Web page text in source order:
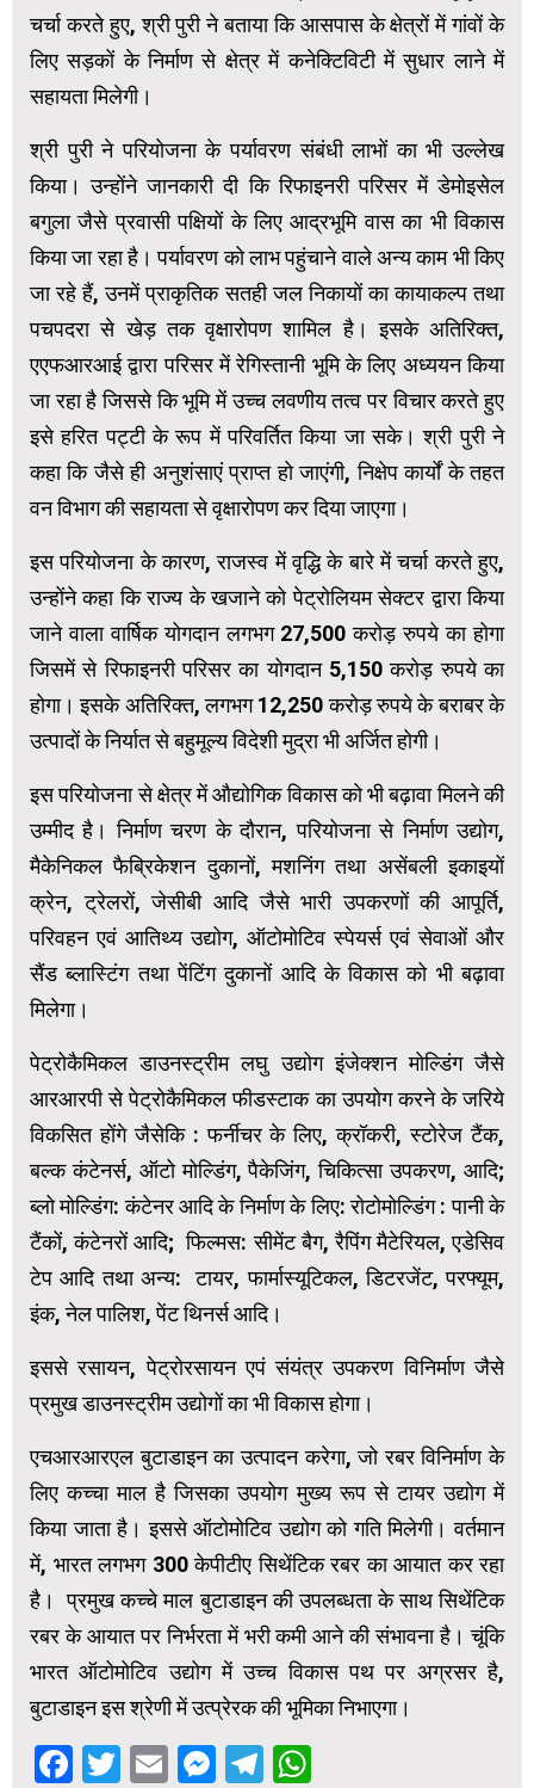
चर्चा करते हुए, श्री पुरी ने बताया कि आसपास के क्षेत्रों में गांवों के
लिए सड़कों के निर्माण से क्षेत्र में कनेक्टिविटी में सुधार लाने में
सहायता मिलेगी।
श्री पुरी ने परियोजना के पर्यावरण संबंधी लाभों का भी उल्लेख
किया। उन्होंने जानकारी दी कि रिफाइनरी परिसर में डेमोइसेल
बगुला जैसे प्रवासी पक्षियों के लिए आद्रभूमि वास का भी विकास
किया जा रहा है। पर्यावरण को लाभ पहुंचाने वाले अन्य काम भी किए
जा रहे हैं, उनमें प्राकृतिक सतही जल निकायों का कायाकल्प तथा
पचपदरा से खेड़ तक वृक्षारोपण शामिल है। इसके अतिरिक्त,
एएफआरआई द्वारा परिसर में रेगिस्तानी भूमि के लिए अध्ययन किया
जा रहा है जिससे कि भूमि में उच्च लवणीय तत्व पर विचार करते हुए
इसे हरित पट्टी के रूप में परिवर्तित किया जा सके। श्री पुरी ने
कहा कि जैसे ही अनुशंसाएं प्राप्त हो जाएंगी, निक्षेप कार्यों के तहत
वन विभाग की सहायता से वृक्षारोपण कर दिया जाएगा।
इस परियोजना के कारण, राजस्व में वृद्धि के बारे में चर्चा करते हुए,
उन्होंने कहा कि राज्य के खजाने को पेट्रोलियम सेक्टर द्वारा किया
जाने वाला वार्षिक योगदान लगभग 27,500 करोड़ रुपये का होगा
जिसमें से रिफाइनरी परिसर का योगदान 5,150 करोड़ रुपये का
होगा। इसके अतिरिक्त, लगभग 12,250 करोड़ रुपये के बराबर के
उत्पादों के निर्यात से बहुमूल्य विदेशी मुद्रा भी अर्जित होगी।
इस परियोजना से क्षेत्र में औद्योगिक विकास को भी बढ़ावा मिलने की
उम्मीद है। निर्माण चरण के दौरान, परियोजना से निर्माण उद्योग,
मैकेनिकल फैब्रिकेशन दुकानों, मशनिंग तथा असेंबली इकाइयों
क्रेन, ट्रेलरों, जेसीबी आदि जैसे भारी उपकरणों की आपूर्ति,
परिवहन एवं आतिथ्य उद्योग, ऑटोमोटिव स्पेयर्स एवं सेवाओं और
सैंड ब्लास्टिंग तथा पेंटिंग दुकानों आदि के विकास को भी बढ़ावा
मिलेगा।
पेट्रोकैमिकल डाउनस्ट्रीम लघु उद्योग इंजेक्शन मोल्डिंग जैसे
आरआरपी से पेट्रोकैमिकल फीडस्टाक का उपयोग करने के जरिये
विकसित होंगे जैसेकि : फर्नीचर के लिए, क्रॉकरी, स्टोरेज टैंक,
बल्क कंटेनर्स, ऑटो मोल्डिंग, पैकेजिंग, चिकित्सा उपकरण, आदि;
ब्लो मोल्डिंग: कंटेनर आदि के निर्माण के लिए: रोटोमोल्डिंग : पानी के
टैंकों, कंटेनरों आदि; फिल्मस: सीमेंट बैग, रैपिंग मैटेरियल, एडेसिव
टेप आदि तथा अन्य: टायर, फार्मास्यूटिकल, डिटरजेंट, परफ्यूम,
इंक, नेल पालिश, पेंट थिनर्स आदि।
इससे रसायन, पेट्रोरसायन एपं संयंत्र उपकरण विनिर्माण जैसे
प्रमुख डाउनस्ट्रीम उद्योगों का भी विकास होगा।
एचआरआरएल बुटाडाइन का उत्पादन करेगा, जो रबर विनिर्माण के
लिए कच्चा माल है जिसका उपयोग मुख्य रूप से टायर उद्योग में
किया जाता है। इससे ऑटोमोटिव उद्योग को गति मिलेगी। वर्तमान
में, भारत लगभग 300 केपीटीए सिथेंटिक रबर का आयात कर रहा
है। प्रमुख कच्चे माल बुटाडाइन की उपलब्धता के साथ सिथेंटिक
रबर के आयात पर निर्भरता में भरी कमी आने की संभावना है। चूंकि
भारत ऑटोमोटिव उद्योग में उच्च विकास पथ पर अग्रसर है,
बुटाडाइन इस श्रेणी में उत्प्रेरक की भूमिका निभाएगा।
Facebook
Twitter
EmailMessenger
Telegram